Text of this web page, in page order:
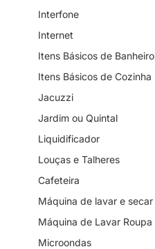
Interfone
Internet
Itens Básicos de Banheiro
Itens Básicos de Cozinha
Jacuzzi
Jardim ou Quintal
Liquidificador
Louças e Talheres
Cafeteira
Máquina de lavar e secar
Máquina de Lavar Roupa
Microondas